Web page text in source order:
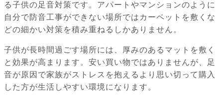
る子供の足音対策です。アパートやマンションのように
自分で防音工事ができない場所ではカーペットを敷くな
どの細かい対策を積み重ねるしかありません。
子供が長時間過ごす場所には、厚みのあるマットを敷く
と効果が高まります。安い買い物ではありませんが、足
音が原因で家族がストレスを抱えるより思い切って購入
した方が生活しやすい環境になります。